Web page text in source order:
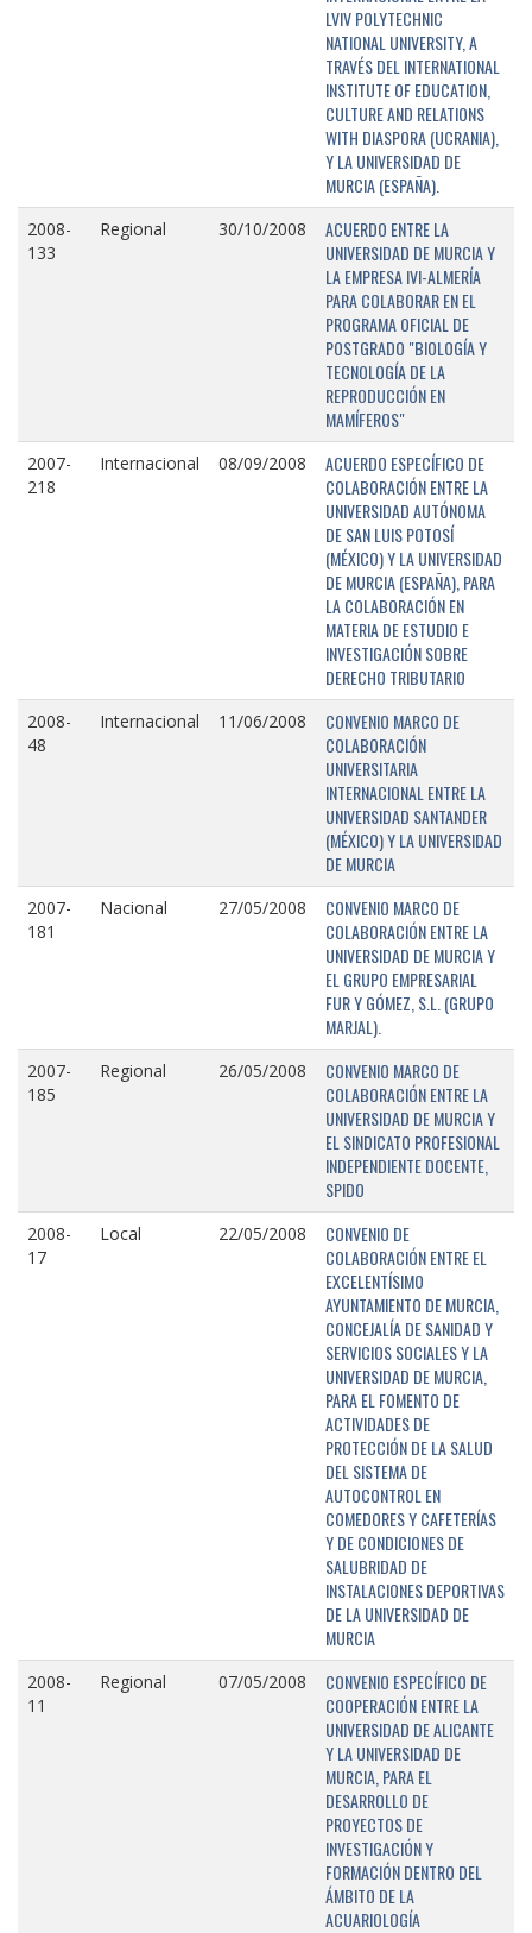
LVIV POLYTECHNIC
NATIONAL UNIVERSITY, A
TRAVÉS DEL INTERNATIONAL
INSTITUTE OF EDUCATION,
CULTURE AND RELATIONS
WITH DIASPORA (UCRANIA),
Y LA UNIVERSIDAD DE
MURCIA (ESPAÑA).
2008-
133
Regional 30/10/2008
ACUERDO ENTRE LA
UNIVERSIDAD DE MURCIA Y
LA EMPRESA IVI-ALMERÍA
PARA COLABORAR EN EL
PROGRAMA OFICIAL DE
POSTGRADO "BIOLOGÍA Y
TECNOLOGÍA DE LA
REPRODUCCIÓN EN
MAMÍFEROS"
2007-
218
Internacional 08/09/2008
ACUERDO ESPECÍFICO DE
COLABORACIÓN ENTRE LA
UNIVERSIDAD AUTÓNOMA
DE SAN LUIS POTOSÍ
(MÉXICO) Y LA UNIVERSIDAD
DE MURCIA (ESPAÑA), PARA
LA COLABORACIÓN EN
MATERIA DE ESTUDIO E
INVESTIGACIÓN SOBRE
DERECHO TRIBUTARIO
2008-
48
Internacional 11/06/2008
CONVENIO MARCO DE
COLABORACIÓN
UNIVERSITARIA
INTERNACIONAL ENTRE LA
UNIVERSIDAD SANTANDER
(MÉXICO) Y LA UNIVERSIDAD
DE MURCIA
2007-
181
Nacional 27/05/2008
CONVENIO MARCO DE
COLABORACIÓN ENTRE LA
UNIVERSIDAD DE MURCIA Y
EL GRUPO EMPRESARIAL
FUR Y GÓMEZ, S.L. (GRUPO
MARJAL).
2007-
185
Regional 26/05/2008
CONVENIO MARCO DE
COLABORACIÓN ENTRE LA
UNIVERSIDAD DE MURCIA Y
EL SINDICATO PROFESIONAL
INDEPENDIENTE DOCENTE,
SPIDO
2008-
17
Local 22/05/2008
CONVENIO DE
COLABORACIÓN ENTRE EL
EXCELENTÍSIMO
AYUNTAMIENTO DE MURCIA,
CONCEJALÍA DE SANIDAD Y
SERVICIOS SOCIALES Y LA
UNIVERSIDAD DE MURCIA,
PARA EL FOMENTO DE
ACTIVIDADES DE
PROTECCIÓN DE LA SALUD
DEL SISTEMA DE
AUTOCONTROL EN
COMEDORES Y CAFETERÍAS
Y DE CONDICIONES DE
SALUBRIDAD DE
INSTALACIONES DEPORTIVAS
DE LA UNIVERSIDAD DE
MURCIA
2008-
11
Regional 07/05/2008
CONVENIO ESPECÍFICO DE
COOPERACIÓN ENTRE LA
UNIVERSIDAD DE ALICANTE
Y LA UNIVERSIDAD DE
MURCIA, PARA EL
DESARROLLO DE
PROYECTOS DE
INVESTIGACIÓN Y
FORMACIÓN DENTRO DEL
ÁMBITO DE LA
ACUARIOLOGÍA